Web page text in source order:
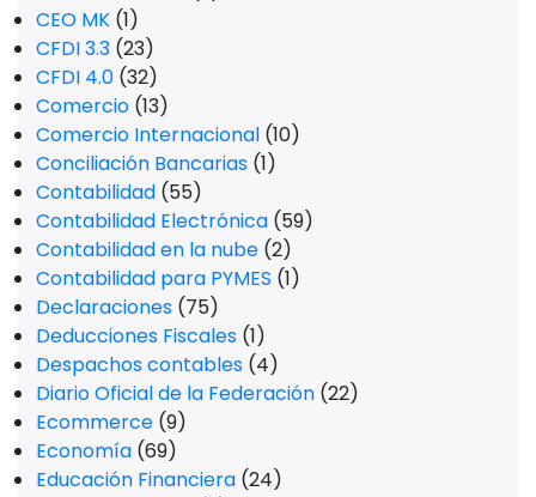
CEO MK (1)
CFDI 3.3 (23)
CFDI 4.0 (32)
Comercio (13)
Comercio Internacional (10)
Conciliación Bancarias (1)
Contabilidad (55)
Contabilidad Electrónica (59)
Contabilidad en la nube (2)
Contabilidad para PYMES (1)
Declaraciones (75)
Deducciones Fiscales (1)
Despachos contables (4)
Diario Oficial de la Federación (22)
Ecommerce (9)
Economía (69)
Educación Financiera (24)